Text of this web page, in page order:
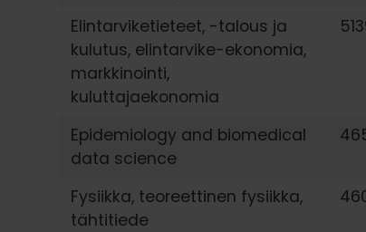
Elintarviketieteet, -talous ja
kulutus, elintarvike-ekonomia,
markkinointi,
kuluttajaekonomia
Epidemiology and biomedical
data science
Fysiikka, teoreettinen fysiikka,
tähtitiede